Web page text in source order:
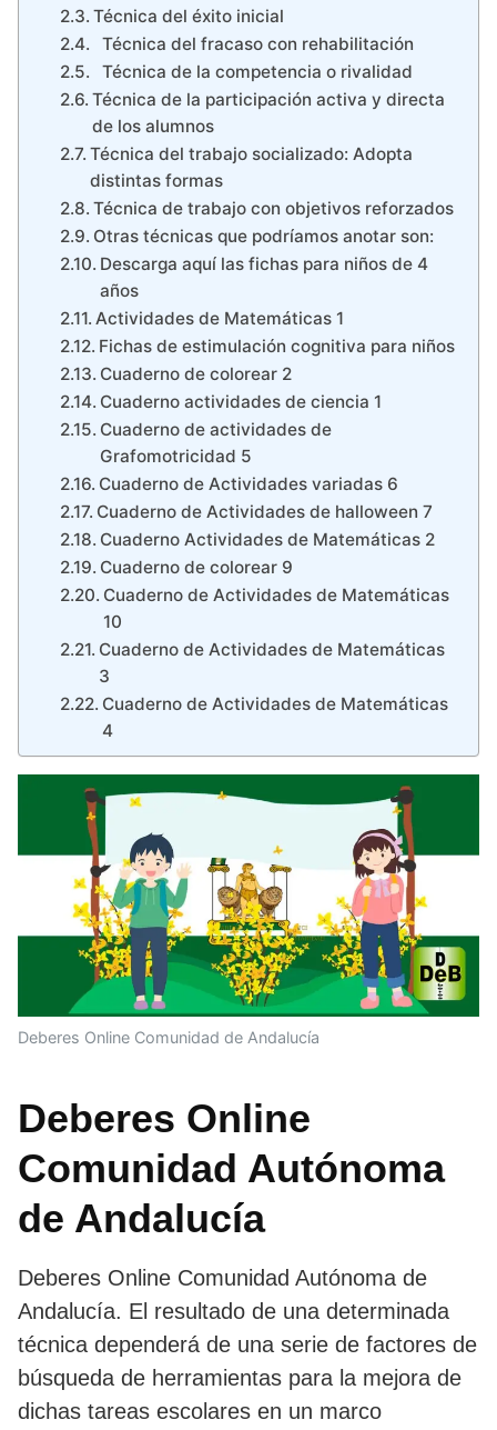
Técnica del éxito inicial
Técnica del fracaso con rehabilitación
Técnica de la competencia o rivalidad
Técnica de la participación activa y directa
de los alumnos
Técnica del trabajo socializado: Adopta
distintas formas
Técnica de trabajo con objetivos reforzados
Otras técnicas que podríamos anotar son:
Descarga aquí las fichas para niños de 4
años
Actividades de Matemáticas 1
Fichas de estimulación cognitiva para niños
Cuaderno de colorear 2
Cuaderno actividades de ciencia 1
Cuaderno de actividades de
Grafomotricidad 5
Cuaderno de Actividades variadas 6
Cuaderno de Actividades de halloween 7
Cuaderno Actividades de Matemáticas 2
Cuaderno de colorear 9
Cuaderno de Actividades de Matemáticas
10
Cuaderno de Actividades de Matemáticas
3
Cuaderno de Actividades de Matemáticas
4
Deberes Online Comunidad de Andalucía
Deberes Online
Comunidad Autónoma
de Andalucía
Deberes Online Comunidad Autónoma de
Andalucía. El resultado de una determinada
técnica dependerá de una serie de factores de
búsqueda de herramientas para la mejora de
dichas tareas escolares en un marco